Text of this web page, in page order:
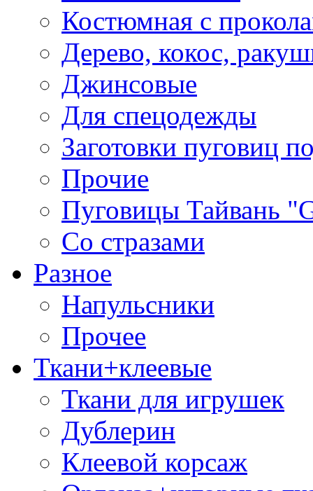
Костюмная с
Дерево, кокос,
Джинсовые
Для спецодежды
Заготовки пуговиц
Прочие
Пуговицы Тайвань
Со стразами
Разное
Напульсники
Прочее
Ткани+клеевые
Ткани для игрушек
Дублерин
Клеевой корсаж